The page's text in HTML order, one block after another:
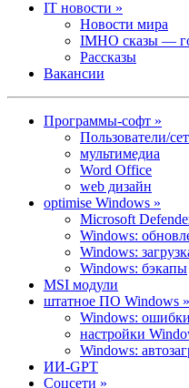
IT новости »
Новости мира
IMHO сказы —
Рассказы
Вакансии
Программы-софт »
Пользователи/
мультимедиа
Word Office
web дизайн
optimise Windows »
Microsoft
Windows:
Windows:
Windows: бэкапы
MSI модули
штатное ПО Windows »
Windows: ошибки
настройки
Windows:
ИИ-GPT
Cоцсети »